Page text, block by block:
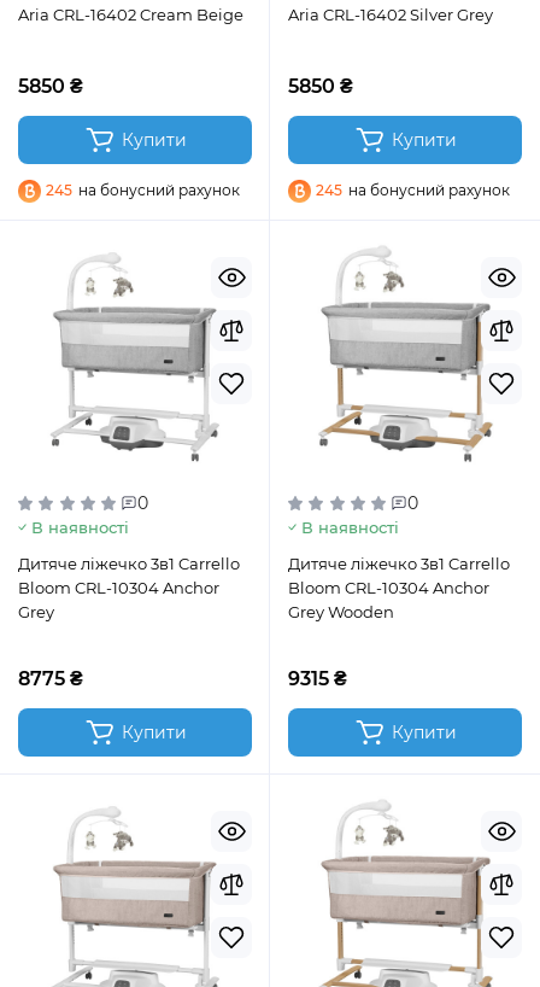
Aria CRL-16402 Cream Beige
5850 ₴
Купити
245 на бонусний рахунок
Aria CRL-16402 Silver Grey
5850 ₴
Купити
245 на бонусний рахунок
0
В наявності
Дитяче ліжечко 3в1 Carrello
Bloom CRL-10304 Anchor
Grey
8775 ₴
Купити
0
В наявності
Дитяче ліжечко 3в1 Carrello
Bloom CRL-10304 Anchor
Grey Wooden
9315 ₴
Купити